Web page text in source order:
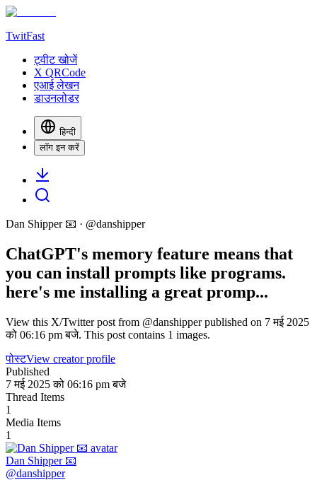
TwitFast
ट्वीट खोजें
X QRCode
एआई लेखन
डाउनलोडर
हिन्दी
लॉग इन करें
Dan Shipper 📧 · @danshipper
ChatGPT's memory feature means that
you can install prompts like programs.
here's me installing a great promp...
View this X/Twitter post from @danshipper published on 7 मई 2025
को 06:16 pm बजे. This post contains 1 images.
पोस्टView creator profile
Published
7 मई 2025 को 06:16 pm बजे
Thread Items
1
Media Items
1
Dan Shipper 📧
@danshipper